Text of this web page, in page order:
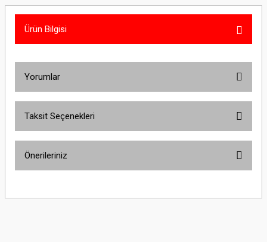
Ürün Bilgisi
Yorumlar
Taksit Seçenekleri
Önerileriniz
yetersiz gördüğünüz noktaları öneri formunu kullanarak tarafımıza